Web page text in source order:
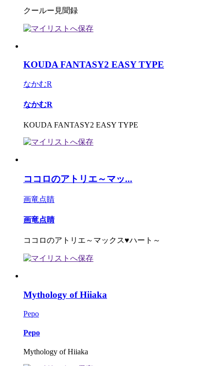
クールー見聞録
KOUDA FANTASY2 EASY TYPE
なかむR
なかむR
KOUDA FANTASY2 EASY TYPE
ココロのアトリエ～マッ...
画竜点睛
画竜点睛
ココロのアトリエ～マックス♥ハート～
Mythology of Hiiaka
Pepo
Pepo
Mythology of Hiiaka